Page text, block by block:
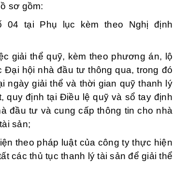
sơ gồm:
04 tại Phụ lục kèm theo Nghị định
giải thể quỹ, kèm theo phương án, lộ
hội nhà đầu tư thông qua, trong đó
ngày giải thể và thời gian quỹ thanh lý
quy định tại Điều lệ quỹ và sổ tay định
đầu tư và cung cấp thông tin cho nhà
sản;
theo pháp luật của công ty thực hiện
các thủ tục thanh lý tài sản để giải thể